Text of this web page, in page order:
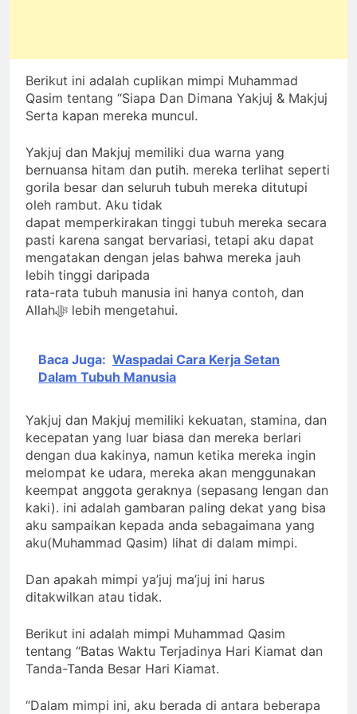
Berikut ini adalah cuplikan mimpi Muhammad
Qasim tentang “Siapa Dan Dimana Yakjuj & Makjuj
Serta kapan mereka muncul.
Yakjuj dan Makjuj memiliki dua warna yang
bernuansa hitam dan putih. mereka terlihat seperti
gorila besar dan seluruh tubuh mereka ditutupi
oleh rambut. Aku tidak
dapat memperkirakan tinggi tubuh mereka secara
pasti karena sangat bervariasi, tetapi aku dapat
mengatakan dengan jelas bahwa mereka jauh
lebih tinggi daripada
rata-rata tubuh manusia ini hanya contoh, dan
Allahﷻ lebih mengetahui.
Baca Juga: Waspadai Cara Kerja Setan
Dalam Tubuh Manusia
Yakjuj dan Makjuj memiliki kekuatan, stamina, dan
kecepatan yang luar biasa dan mereka berlari
dengan dua kakinya, namun ketika mereka ingin
melompat ke udara, mereka akan menggunakan
keempat anggota geraknya (sepasang lengan dan
kaki). ini adalah gambaran paling dekat yang bisa
aku sampaikan kepada anda sebagaimana yang
aku(Muhammad Qasim) lihat di dalam mimpi.
Dan apakah mimpi ya’juj ma’juj ini harus
ditakwilkan atau tidak.
Berikut ini adalah mimpi Muhammad Qasim
tentang “Batas Waktu Terjadinya Hari Kiamat dan
Tanda-Tanda Besar Hari Kiamat.
“Dalam mimpi ini, aku berada di antara beberapa